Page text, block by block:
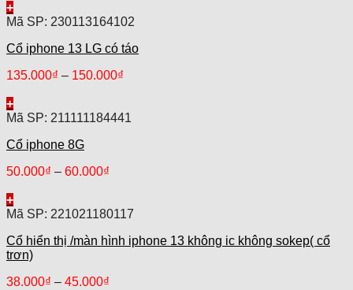
+
Mã SP: 230113164102
Cổ iphone 13 LG có táo
135.000₫ – 150.000₫
+
Mã SP: 211111184441
Cổ iphone 8G
50.000₫ – 60.000₫
+
Mã SP: 221021180117
Cổ hiển thị /màn hình iphone 13 không ic không sokep( cổ
trơn)
38.000₫ – 45.000₫